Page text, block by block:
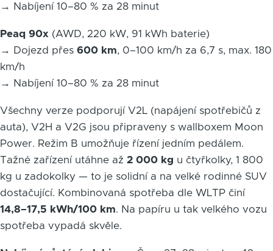
→ Nabíjení 10–80 % za 28 minut
Peaq 90x (AWD, 220 kW, 91 kWh baterie)
→ Dojezd přes 600 km, 0–100 km/h za 6,7 s, max. 180
km/h
→ Nabíjení 10–80 % za 28 minut
Všechny verze podporují V2L (napájení spotřebičů z
auta), V2H a V2G jsou připraveny s wallboxem Moon
Power. Režim B umožňuje řízení jedním pedálem.
Tažné zařízení utáhne až 2 000 kg u čtyřkolky, 1 800
kg u zadokolky — to je solidní a na velké rodinné SUV
dostačující. Kombinovaná spotřeba dle WLTP činí
14,8–17,5 kWh/100 km. Na papíru u tak velkého vozu
spotřeba vypadá skvěle.